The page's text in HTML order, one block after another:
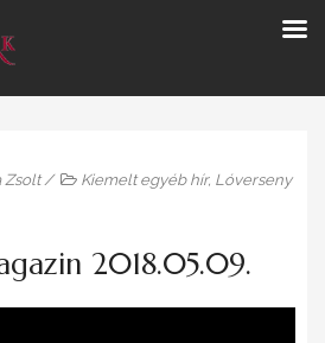
Zsolt/ Kiemelt egyéb hír, Lóverseny
2018.05.09.